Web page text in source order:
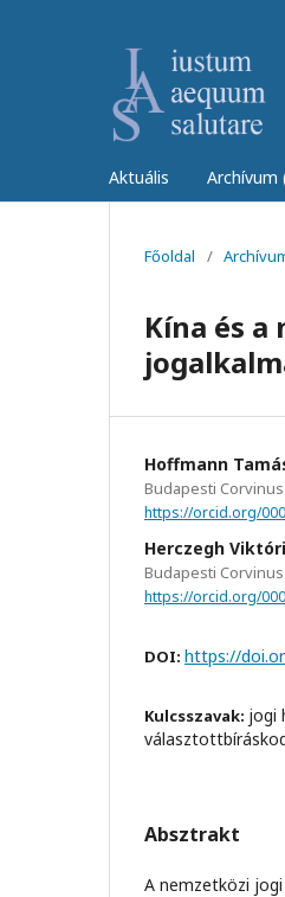
Aktuális Archívum
Főoldal /
Kína és
Hoffmann
Budapesti
https://orcid.org/
Herczegh
Budapesti
https://orcid.org/
DOI: https://
Kulcsszavak: jogi
Absztrakt
A nemzetközi